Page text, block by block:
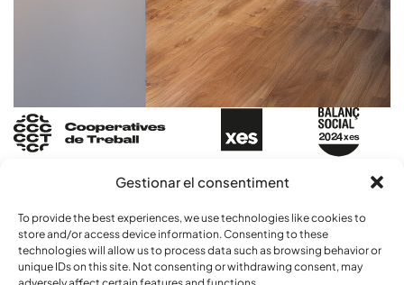
Gestionar el consentiment
To provide the best experiences, we use technologies like cookies to
store and/or access device information. Consenting to these
technologies will allow us to process data such as browsing behavior or
unique IDs on this site. Not consenting or withdrawing consent, may
ORIGEN
UNIVERSO COOPERATIVO